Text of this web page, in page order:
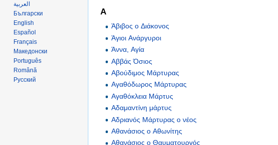
Α
Άβιβος ο Διάκονος
Άγιοι Ανάργυροι
Άννα, Αγία
Αββάς Όσιος
Αβούδιμος Μάρτυρας
Αγαθόδωρος Μάρτυρας
Αγαθόκλεια Μάρτυς
Αδαμαντίνη μάρτυς
Αδριανός Μάρτυρας ο νέος
Αθανάσιος ο Αθωνίτης
Αθανάσιος ο Θαυματουργός
العربية
Български
English
Español
Français
Македонски
Português
Română
Русский